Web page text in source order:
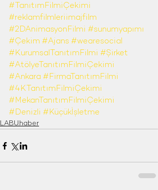
#TanıtımFilmiÇekimi
#reklamfilmleriimajfilm
#2DAnimasyonFilmi #sunumyapımı
#Çekim #Ajans #wearesocial
#KurumsalTanıtımFilmi #Şirket
#AtölyeTanıtımFilmiÇekimi
#Ankara #FirmaTanıtımFilmi
#4KTanıtımFilmiÇekimi
#MekanTanıtımFilmiÇekimi
#Denizli #Küçükİşletme
LABU.haber